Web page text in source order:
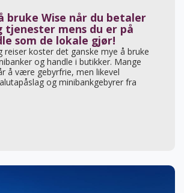
bruke Wise når du betaler
tjenester mens du er på
som de lokale gjør!
reiser koster det ganske mye å bruke
og handle i butikker. Mange
å være gebyrfrie, men likevel
og minibankgebyrer fra